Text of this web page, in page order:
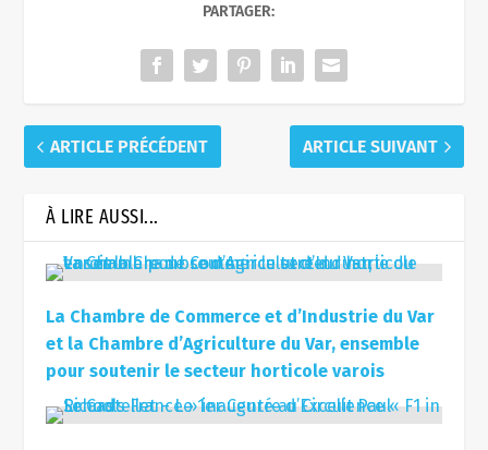
ARTICLE PRÉCÉDENT ARTICLE SUIVANT
À LIRE AUSSI...
La Chambre de Commerce et d’Industrie du Var
et la Chambre d’Agriculture du Var, ensemble
pour soutenir le secteur horticole varois
Le Castellet – Le 1er Centre d’Excellence « F1 in
Schools France » inauguré au Circuit Paul
Ricard